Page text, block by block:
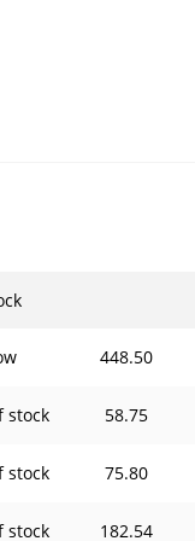
448.50
stock 58.75
stock 75.80
stock 182.54